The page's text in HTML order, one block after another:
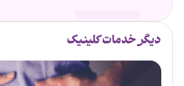
دیگر خدمات کلینیک